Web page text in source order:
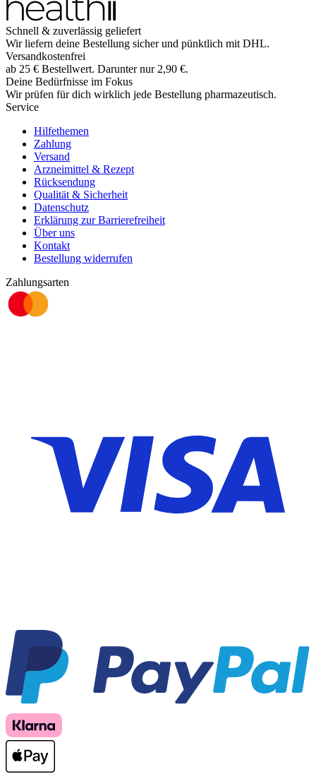
Schnell & zuverlässig geliefert
Wir liefern deine Bestellung sicher und pünktlich mit DHL.
Versandkostenfrei
ab 25 € Bestellwert. Darunter nur 2,90 €.
Deine Bedürfnisse im Fokus
Wir prüfen für dich wirklich jede Bestellung pharmazeutisch.
Service
Hilfethemen
Zahlung
Versand
Arzneimittel & Rezept
Rücksendung
Qualität & Sicherheit
Datenschutz
Erklärung zur Barrierefreiheit
Über uns
Kontakt
Bestellung widerrufen
Zahlungsarten